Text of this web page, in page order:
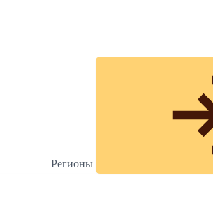
Регионы